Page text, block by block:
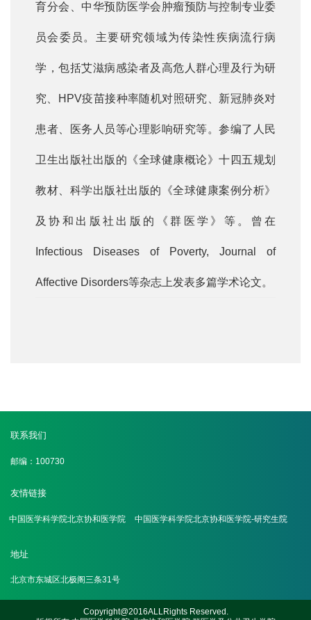
育分会、中华预防医学会肿瘤预防与控制专业委
员会委员。主要研究领域为传染性疾病流行病
学，包括艾滋病感染者及高危人群心理及行为研
究、HPV疫苗接种率随机对照研究、新冠肺炎对
患者、医务人员等心理影响研究等。参编了人民
卫生出版社出版的《全球健康概论》十四五规划
教材、科学出版社出版的《全球健康案例分析》
及协和出版社出版的《群医学》等。曾在
Infectious Diseases of Poverty, Journal of
Affective Disorders等杂志上发表多篇学术论文。
联系我们
邮编：100730
友情链接
中国医学科学院北京协和医学院 中国医学科学院北京协和医学院-研究生院
地址
北京市东城区北极阁三条31号
Copyright@2016ALLRights Reserved.